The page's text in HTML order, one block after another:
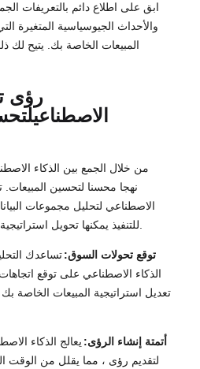
ابق على اطلاع دائم بالتعريفات
والأحداث الجيوسياسية المتغيرة
المبيعات الخاصة بك. يتيح لك
رؤى
الاصطناعي
من خلال الجمع بين الذكاء
الاصطناعي لتحليل مجموعات
للتنفيذ يمكنها تحويل استراتيجية المبيعات العالمية الخاصة بك.
توقع تحولات السوق:تساعدك
الذكاء الاصطناعي على توقع
تعديل استراتيجية المبيعات الخاصة
أتمتة إنشاء الرؤى: يعالج الذكاء
لتقديم رؤى ، مما يقلل من الوقت